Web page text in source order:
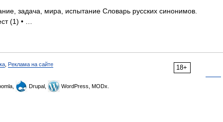
задача, мира, испытание Словарь русских синонимов.
(1) • …
18+
Реклама на сайте
Drupal, WordPress, MODx.